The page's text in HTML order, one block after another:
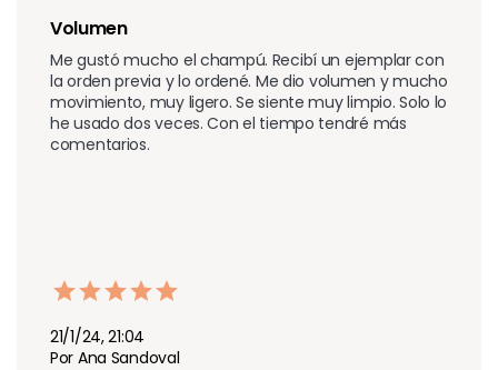
Volumen
Me gustó mucho el champú. Recibí un ejemplar con
la orden previa y lo ordené. Me dio volumen y mucho
movimiento, muy ligero. Se siente muy limpio. Solo lo
he usado dos veces. Con el tiempo tendré más
comentarios.
21/1/24, 21:04
Por Ana Sandoval